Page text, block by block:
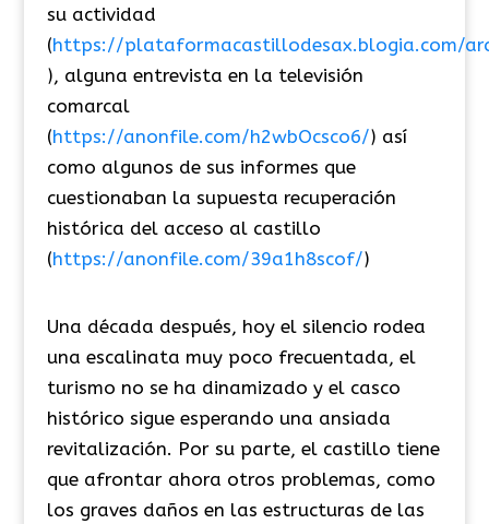
su actividad
(https://plataformacastillodesax.blogia.com/
), alguna entrevista en la televisión
comarcal
(https://anonfile.com/h2wbOcsco6/) así
como algunos de sus informes que
cuestionaban la supuesta recuperación
histórica del acceso al castillo
(https://anonfile.com/39a1h8scof/)
Una década después, hoy el silencio rodea
una escalinata muy poco frecuentada, el
turismo no se ha dinamizado y el casco
histórico sigue esperando una ansiada
revitalización. Por su parte, el castillo tiene
que afrontar ahora otros problemas, como
los graves daños en las estructuras de las